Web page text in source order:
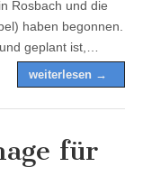
Rosbach und die
haben begonnen.
geplant ist,…
weiterlesen →
für